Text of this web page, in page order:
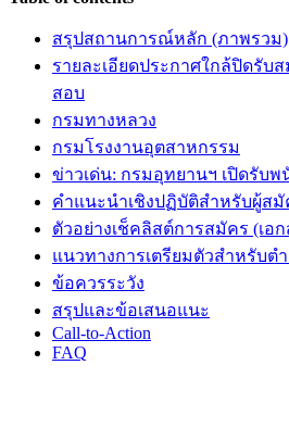
สรุปสถานการณ์หลัก (ภาพรวม)
รายละเอียดประกาศใกล้ปิดรับ
สอบ
กรมทางหลวง
กรมโรงงานอุตสาหกรรม
ข่าวเด่น: กรมอุทยานฯ เปิดรับพ
คำแนะนำเชิงปฏิบัติสำหรับผู้สมั
ตัวอย่างเช็คลิสต์การสมัคร (เอ
แนวทางการเตรียมตัวสำหรับต
ข้อควรระวัง
สรุปและข้อเสนอแนะ
Call-to-Action
FAQ